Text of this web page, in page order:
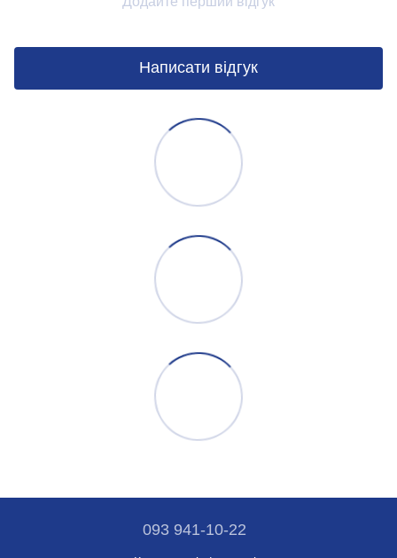
Написати відгук
093 941-10-22